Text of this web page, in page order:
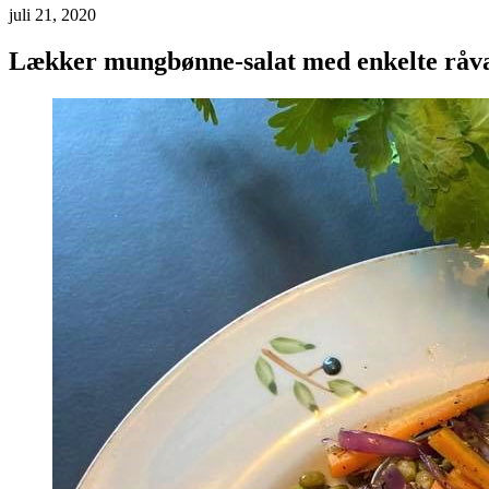
juli 21, 2020
Lækker mungbønne-salat med enkelte